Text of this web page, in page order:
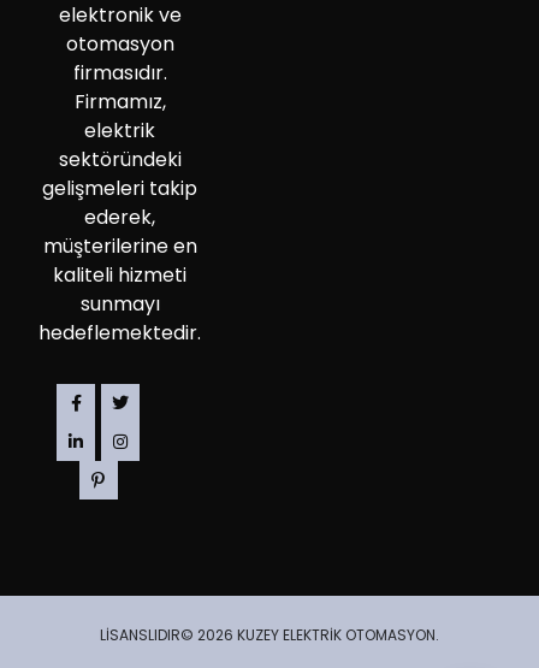
elektronik ve
otomasyon
firmasıdır.
Firmamız,
elektrik
sektöründeki
gelişmeleri takip
ederek,
müşterilerine en
kaliteli hizmeti
sunmayı
hedeflemektedir.
LİSANSLIDIR© 2026 KUZEY ELEKTRİK OTOMASYON.